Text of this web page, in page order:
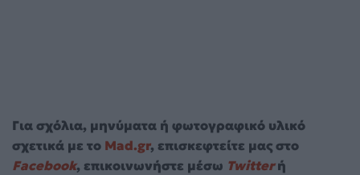
Για σχόλια, μηνύματα ή φωτογραφικό υλικό
σχετικά με το Mad.gr, επισκεφτείτε μας στο
Facebook, επικοινωνήστε μέσω Twitterή